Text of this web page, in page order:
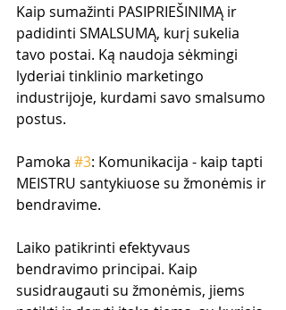
Kaip sumažinti PASIPRIEŠINIMĄ ir
padidinti SMALSUMĄ, kurį sukelia
tavo postai. Ką naudoja sėkmingi
lyderiai tinklinio marketingo
industrijoje, kurdami savo smalsumo
postus.
Pamoka #3: Komunikacija - kaip tapti
MEISTRU santykiuose su žmonėmis ir
bendravime.
Laiko patikrinti efektyvaus
bendravimo principai. Kaip
susidraugauti su žmonėmis, jiems